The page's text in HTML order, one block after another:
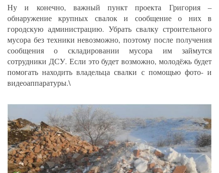
Ну и конечно, важный пункт проекта Григория –
обнаружение крупных свалок и сообщение о них в
городскую администрацию. Убрать свалку строительного
мусора без техники невозможно, поэтому после получения
сообщения о складировании мусора им займутся
сотрудники ДСУ. Если это будет возможно, молодёжь будет
помогать находить владельца свалки с помощью фото- и
видеоаппаратуры.\